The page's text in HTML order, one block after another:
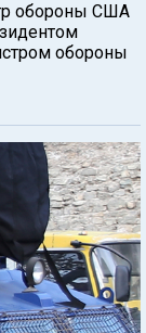
обороны США
обороны